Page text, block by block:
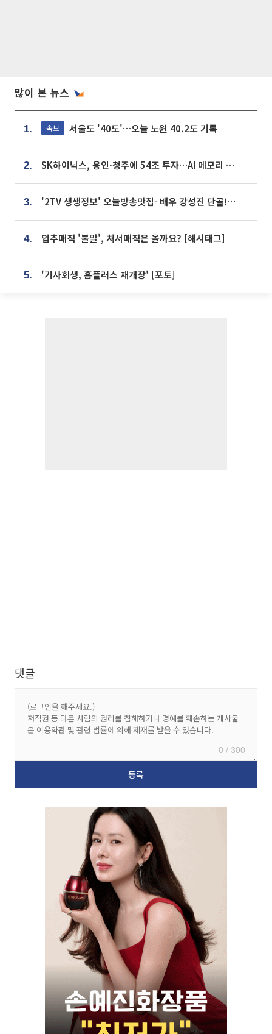
많이 본 뉴스
1. 속보 서울도 '40도'…오늘 노원 40.2도 기록
2. SK하이닉스, 용인·청주에 54조 투자…AI 메모리 생산기지 키운다
3. '2TV 생생정보' 오늘방송맛집- 배우 강성진 단골! 쌀국수ㆍ푸팟퐁 커리 맛집 '블○○○'
4. 입추매직 '불발', 처서매직은 올까요? [해시태그]
5. '기사회생, 홈플러스 재개장' [포토]
댓글
0 / 300